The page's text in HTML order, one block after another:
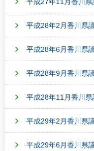
平成28年2月香川県
平成28年6月香川県
平成28年9月香川県
平成28年11月香川
平成29年2月香川県
平成29年6月香川県